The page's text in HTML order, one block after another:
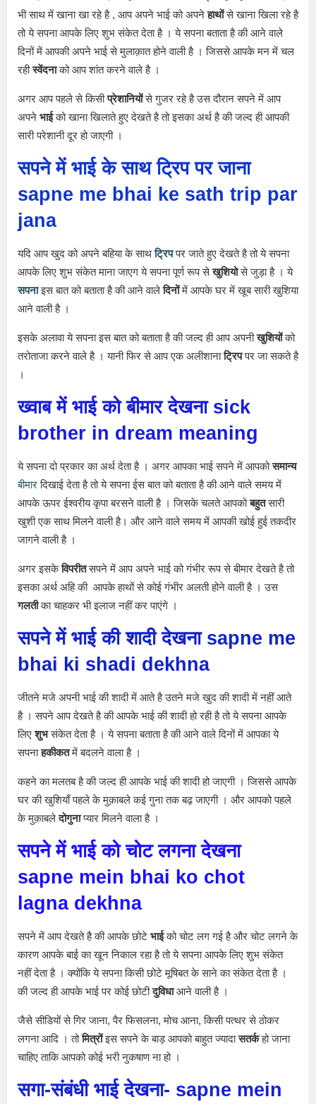
भी साथ में खाना खा रहे है , आप अपने भाई को अपनेहाथोंसे खाना खिला रहे है
तो ये सपना आपके लिए शुभ संकेत देता है । ये सपना बताता है की आने वाले
दिनों में आपकी अपने भाई से मुलाक़ात होने वाली है । जिससे आपके मन में चल
रहीस्वेंदनाको आप शांत करने वाले है ।
अगर आप पहले से किसीप्रेशानियोंसे गुजर रहे है उस दौरान सपने में आप
अपने भाईको खाना खिलाते हुए देखते है तो इसका अर्थ है की जल्द ही आपकी
सारी परेशानी दूर हो जाएगी ।
सपने में भाई के साथ ट्रिप पर जाना
sapne me bhai ke sath trip par
jana
यदि आप खुद को अपने बहिया के साथट्रिपपर जाते हुए देखते है तो ये सपना
आपके लिए शुभ संकेत माना जाएग ये सपना पूर्ण रूप सेखुशियोसे जुड़ा है । ये
सपनाइस बात को बताता है की आने वालेदिनोंमें आपके घर में खूब सारी खुशिया
आने वाली है ।
इसके अलावा ये सपना इस बात को बताता है की जल्द ही आप अपनीखुशियोंको
तरोताजा करने वाले है । यानी फिर से आप एक अलीशानाट्रिपपर जा सकते है
।
ख्वाब में भाई को बीमार देखना sick
brother in dream meaning
ये सपना दो प्रकार का अर्थ देता है । अगर आपका भाई सपने में आपकोसमान्य
बीमारदिखाई देता है तो ये सपना ईस बात को बताता है की आने वाले समय में
आपके ऊपर ईश्वरीय कृपा बरसने वाली है । जिसके चलते आपकोबहुतसारी
खुशी एक साथ मिलने वाली है। और आने वाले समय में आपकी खोई हुई तकदीर
जागने वाली है ।
अगर इसकेविपरीतसपने में आप अपने भाई को गंभीर रूप से बीमार देखते है तो
इसका अर्थ अहि की आपके हाथों से कोई गंभीर अलती होने वाली है । उस
गलतीका चाहकर भी इलाज नहीं कर पाएंगे ।
सपने में भाई की शादी देखना sapne me
bhai ki shadi dekhna
जीतने मजे अपनी भाई की शादी में आते है उतने मजे खुद की शादी में नहीं आते
है । सपने आप देखते है की आपके भाई की शादी हो रही है तो ये सपना आपके
लिएशुभसंकेत देता है । ये सपना बताता है की आने वाले दिनों में आपका ये
सपनाहकीकतमें बदलने वाला है ।
कहने का मलतब है की जल्द ही आपके भाई की शादी हो जाएगी । जिससे आपके
घर की खुशियाँ पहले के मुक़ाबले कई गुना तक बढ़ जाएगी । और आपको पहले
के मुक़ाबलेदोगुनाप्यार मिलने वाला है ।
सपने में भाई को चोट लगना देखना
sapne mein bhai ko chot
lagna dekhna
सपने में आप देखते है की आपके छोटे भाईको चोट लग गई है और चोट लगने के
कारण आपके बाई का खून निकाल रहा है तो ये सपना आपके लिए शुभ संकेत
नहीं देता है । क्योंकि ये सपना किसी छोटे मूषिबत के साने का संकेत देता है ।
की जल्द ही आपके भाई पर कोई छोटीदुविधाआने वाली है ।
जैसे सीडियों से गिर जाना, पैर फिसलना, मोच आना, किसी पत्थर से ठोकर
लगना आदि । तोमित्रोंइस सपने के बाड़ आपको बाहुत ज्यादासतर्कहो जाना
चाहिए ताकि आपको कोई भरी नुकषाण ना हो ।
सगा-संबंधी भाई देखना- sapne mein